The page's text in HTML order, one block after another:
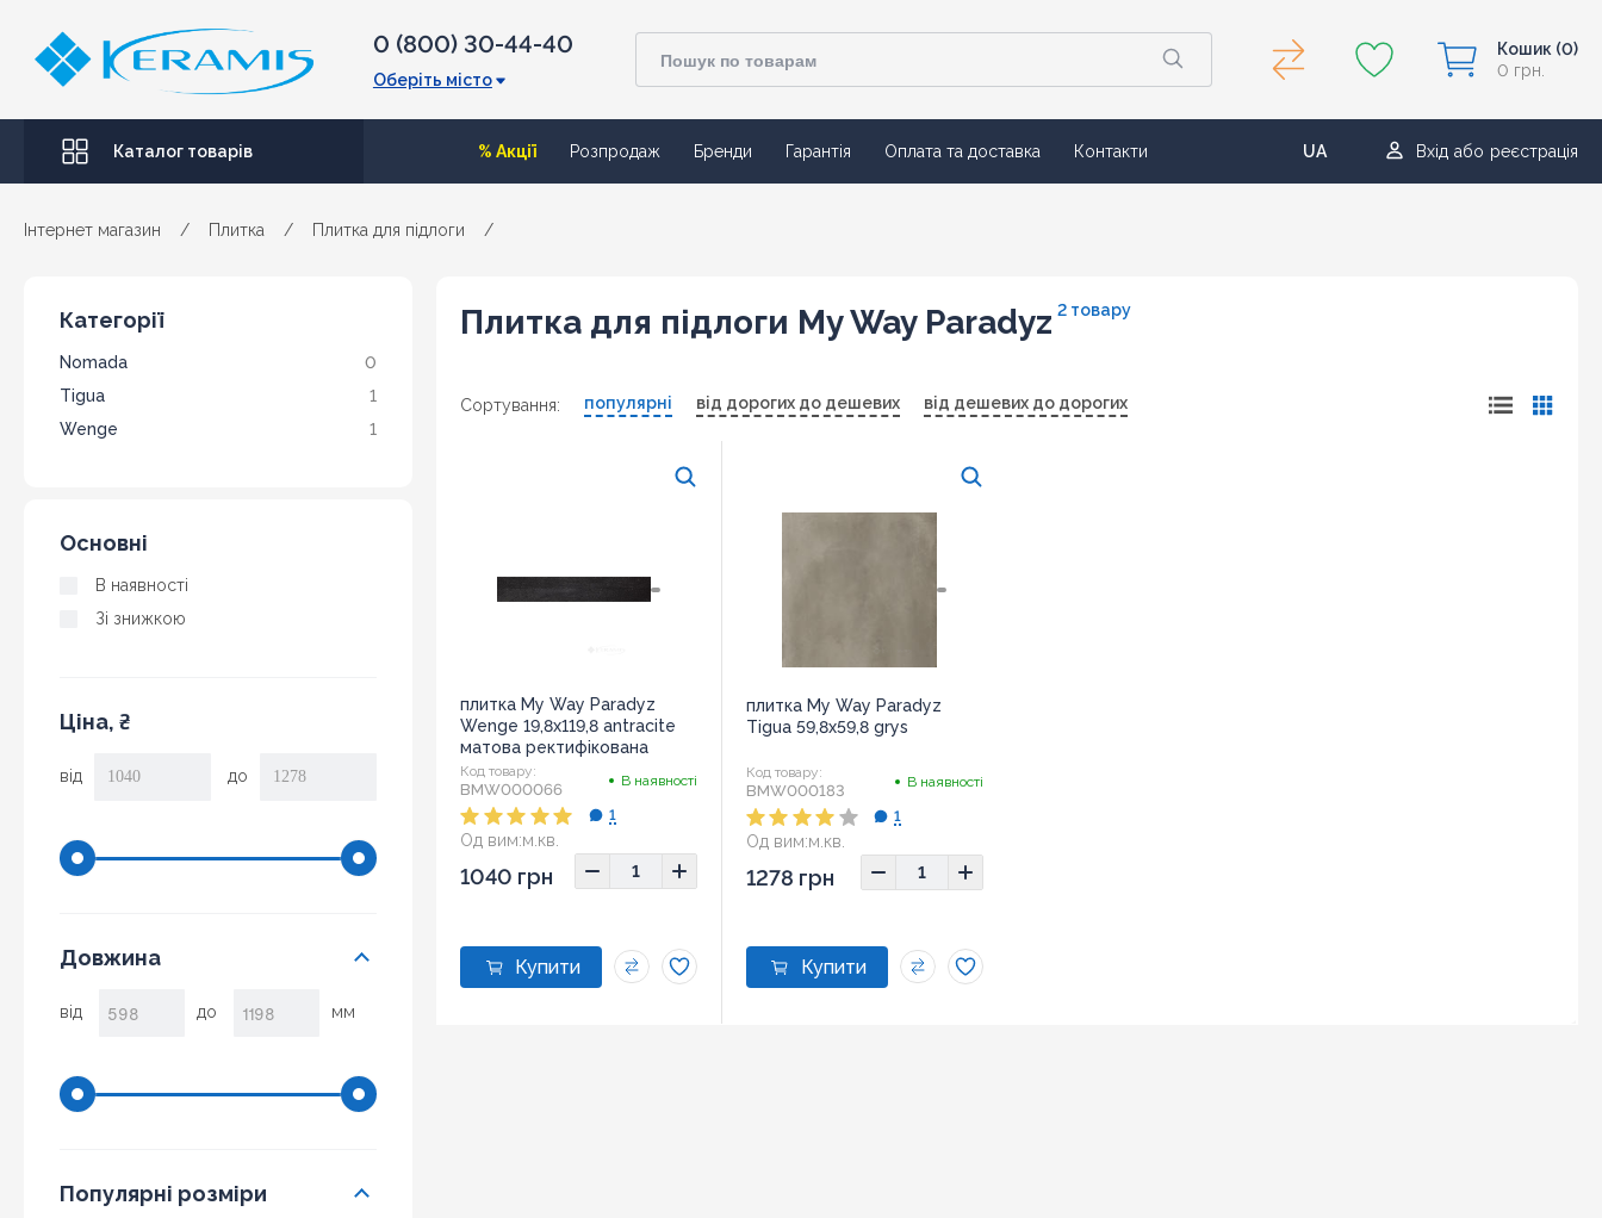
0 (800) 30-44-40
Оберіть місто
Кошик (0)
0 грн.
Каталог товарів % Акції Розпродаж Бренди Гарантія Оплата та доставка Контакти
UA
RU
Вхід або реєстрація
Інтернет магазин / Плитка / Плитка для підлоги /
Категорії
Nomada
0
Tigua
1
Wenge
1
Основні
В наявності
Зі знижкою
Ціна, ₴
від до
Довжина
від до мм
Популярні розміри
Плитка для підлоги My Way Paradyz 2 товару
Сортування: популярні від дорогих до дешевих від дешевих до дорогих
плитка My Way Paradyz
Wenge 19,8x119,8 antracite
матова ректифікована
Код товару:
BMW000066 В наявності
Од вим:м.кв.
19,8x119,8
1
1040 грн
плитка My Way Paradyz
Tigua 59,8x59,8 grys
Код товару:
BMW000183 В наявності
Од вим:м.кв.
59.8x59.8
1
1278 грн